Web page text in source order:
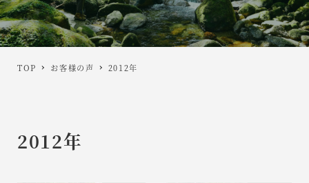
TOP お客様の声 2012年
2012年